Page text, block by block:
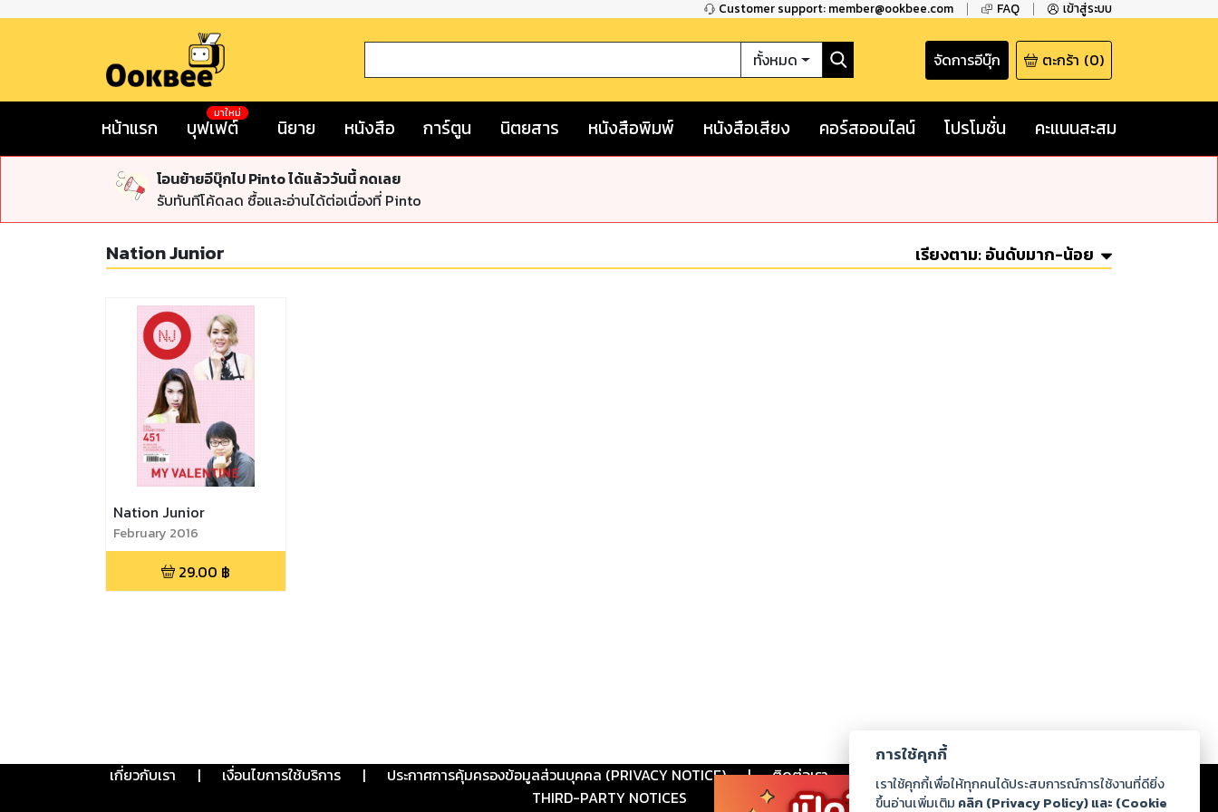
Customer support: member@ookbee.com FAQ เข้าสู่ระบบ
ทั้งหมด จัดการอีบุ๊ก ตะกร้า (0)
หน้าแรก บุฟเฟต์
มาใหม่
นิยาย หนังสือ การ์ตูน นิตยสาร หนังสือพิมพ์ หนังสือเสียง คอร์สออนไลน์ โปรโมชั่น คะแนนสะสม
โอนย้ายอีบุ๊กไป Pinto ได้แล้ววันนี้ กดเลย
รับทันทีโค้ดลด ซื้อและอ่านได้ต่อเนื่องที่ Pinto
Nation Junior เรียงตาม:อันดับมาก-น้อย
Nation Junior
February 2016
29.00 ฿
เกี่ยวกับเรา | เงื่อนไขการใช้บริการ | ประกาศการคุ้มครองข้อมูลส่วนบุคคล (PRIVACY NOTICE) | ติดต่อเรา ร่วมงานกับเรา ดาวน์โหลด
THIRD-PARTY NOTICES
การใช้คุกกี้
เราใช้คุกกี้เพื่อให้ทุกคนได้ประสบการณ์การใช้งานที่ดียิ่ง
ขึ้นอ่านเพิ่มเติม คลิก (Privacy Policy) และ (Cookie